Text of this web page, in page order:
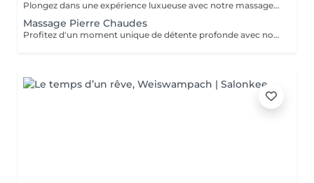
Plongez dans une expérience luxueuse avec notre massage Vinothérapie de 40, 60 ou 90 minutes. Nos Esthetcienne experts utiliseront des techniques spécifiques, combinant les bienfaits du raisin pour apaiser vos muscles et offrir une sensation de détente profonde. Le temps de préparation et d'installation de la cliente est inclus dans la durée sélectionnée, garantissant une expérience dédiée à votre bien-être. Laissez-vous emporter par ce moment de délice, revitalisant à la fois votre corps et votre esprit.
Massage Pierre Chaudes
Profitez d'un moment unique de détente profonde avec notre massage aux pierres chaudes, disponible en séances de 60 ou 90 minutes. Nos esthéticiennes spécialisées appliquent des pierres de basalte chauffées stratégiquement le long du corps, en combinant des mouvements doux et des techniques traditionnelles de massage. La chaleur des pierres pénètre profondément dans les muscles, favorisant la détente et le soulagement des tensions. En plus des bienfaits physiques, tels que l'amélioration de la circulation sanguine et le soulagement des douleurs musculaires, la thérapie contribue à l'équilibre mental en réduisant le stress et l'anxiété. La combinaison unique de chaleur et de massage offre une expérience thérapeutique complète, revitalisant à la fois le corps et l'esprit. Laissez-vous envelopper par la chaleur réconfortante des pierres et embarquez pour un voyage vers le bien-être total. Le temps de préparation et d'installation de la cliente est inclus dans la période choisie, garantissant que chaque minute soit dédiée à votre bien-être.